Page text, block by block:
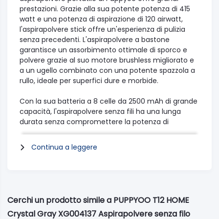
prestazioni. Grazie alla sua potente potenza di 415
watt e una potenza di aspirazione di 120 airwatt,
l'aspirapolvere stick offre un'esperienza di pulizia
senza precedenti. L'aspirapolvere a bastone
garantisce un assorbimento ottimale di sporco e
polvere grazie al suo motore brushless migliorato e
a un ugello combinato con una potente spazzola a
rullo, ideale per superfici dure e morbide.
Con la sua batteria a 8 celle da 2500 mAh di grande
capacità, l'aspirapolvere senza fili ha una lunga
durata senza compromettere la potenza di
aspirazione. Passa facilmente tra tre diverse
modalità: super, eco e auto. Ottieni potenza extra
con la modalità super che puoi utilizzare per un
e alle condizioni della superficie tramite il sensore a
infrarossi.
Continua a leggere
Cerchi un prodotto simile a PUPPYOO T12 HOME
Crystal Gray XG004137 Aspirapolvere senza filo